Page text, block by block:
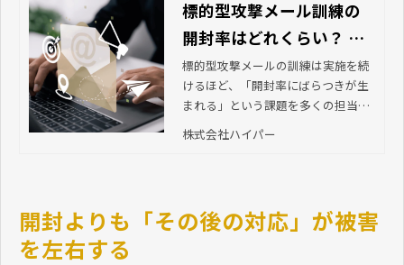
標的型攻撃メール訓練の
開封率はどれくらい？ 平
均値・評価のポイントと
次の一手
標的型攻撃メールの訓練は実施を続
けるほど、「開封率にばらつきが生
まれる」という課題を多くの担当者
型攻撃メール訓練の平均的な開封率
株式会社ハイパー
開封よりも「その後の対応」が被害
を左右する